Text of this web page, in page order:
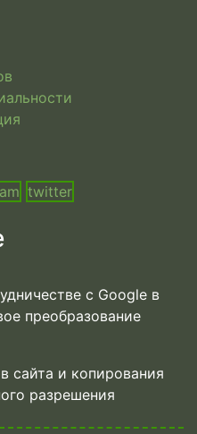
twitter
с Google в
преобразование
сайта и копирования
разрешения